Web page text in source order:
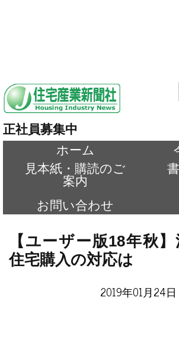
正社員募集中
ホーム
見本紙・購読のご
案内
お問い合わせ
【ユーザー版18年秋
住宅購入の対応は
2019年01月24日